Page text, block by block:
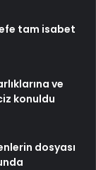
tam isabet
ve
konuldu
dosyası